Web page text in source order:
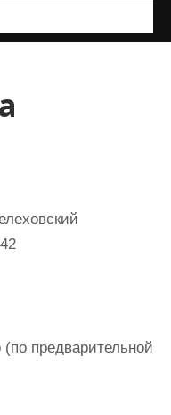
(по предварительной